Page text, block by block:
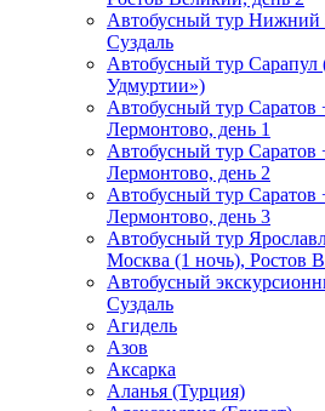
Автобусный тур Нижний
Суздаль
Автобусный тур
Удмуртии»)
Автобусный тур Саратов
Лермонтово, день 1
Автобусный тур Саратов
Лермонтово, день 2
Автобусный тур Саратов
Лермонтово, день 3
Автобусный тур
Москва (1 ночь), Ростов
Автобусный
Суздаль
Агидель
Азов
Аксарка
Аланья (Турция)